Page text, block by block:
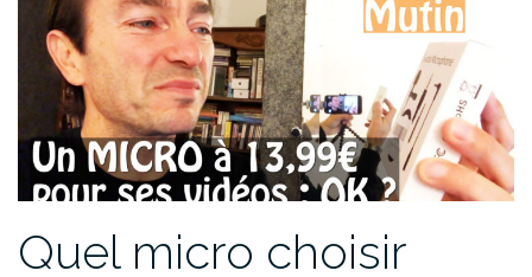
Quel micro choisir